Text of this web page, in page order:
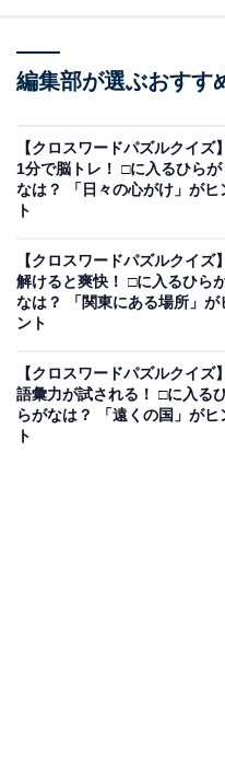
あわせて読みたい
ト
編集部が選ぶおすす
【クロスワードパズルクイズ】
1分で脳トレ！ □に入るひらが
なは？ 「日々の心がけ」がヒ
ト
【クロスワードパズルクイズ】
解けると爽快！ □に入るひら
なは？ 「関東にある場所」が
ント
【クロスワードパズルクイズ】
語彙力が試される！ □に入る
らがなは？ 「遠くの国」がヒ
ト